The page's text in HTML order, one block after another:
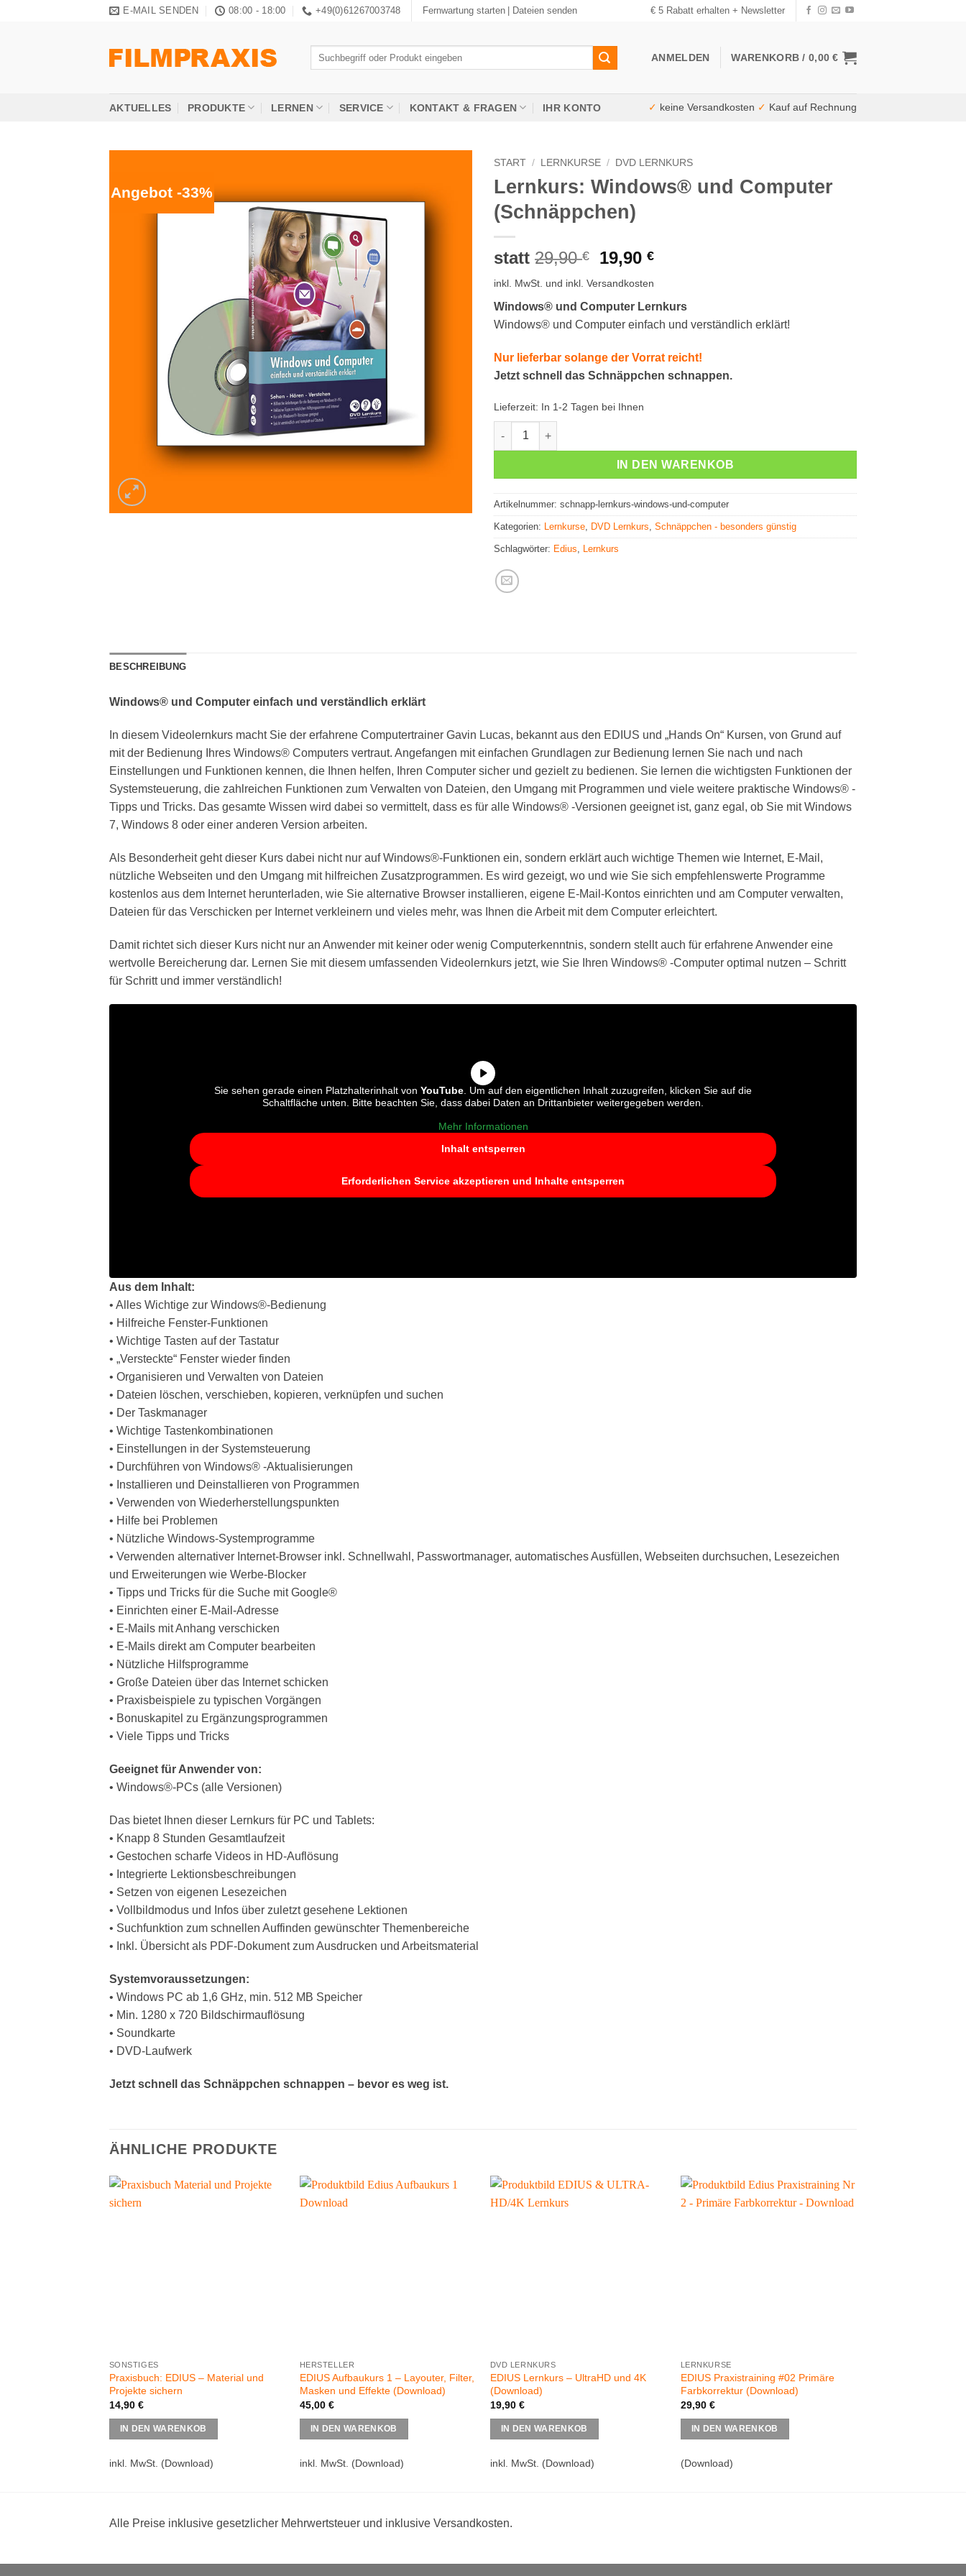
E-MAIL SENDEN 08:00 - 18:00 +49(0)61267003748 Fernwartung starten | Dateien senden € 5 Rabatt erhalten + Newsletter
ANMELDEN WARENKORB / 0,00€
AKTUELLES PRODUKTE LERNEN SERVICE KONTAKT & FRAGEN IHR KONTO ✓ keine Versandkosten ✓ Kauf auf Rechnung
Angebot -33%
START / LERNKURSE / DVD LERNKURS
Lernkurs: Windows® und Computer
(Schnäppchen)
statt 29,90€
Ursprünglicher
war:
29,90 €
19,90€Aktueller
19,90 €.
inkl. MwSt. und inkl. Versandkosten
Windows® und Computer Lernkurs
Windows® und Computer einfach und verständlich erklärt!
Nur lieferbar solange der Vorrat reicht!
Jetzt schnell das Schnäppchen schnappen.
Lieferzeit: In 1-2 Tagen bei Ihnen
Lernkurs: Windows® und Computer (Schnäppchen) Menge
IN DEN WARENKOB
Artikelnummer: schnapp-lernkurs-windows-und-computer
Kategorien: Lernkurse, DVD Lernkurs, Schnäppchen - besonders günstig
Schlagwörter: Edius, Lernkurs
BESCHREIBUNG
Windows® und Computer einfach und verständlich erklärt
In diesem Videolernkurs macht Sie der erfahrene Computertrainer Gavin Lucas, bekannt aus den EDIUS und „Hands On“ Kursen, von Grund auf
mit der Bedienung Ihres Windows® Computers vertraut. Angefangen mit einfachen Grundlagen zur Bedienung lernen Sie nach und nach
Einstellungen und Funktionen kennen, die Ihnen helfen, Ihren Computer sicher und gezielt zu bedienen. Sie lernen die wichtigsten Funktionen der
Systemsteuerung, die zahlreichen Funktionen zum Verwalten von Dateien, den Umgang mit Programmen und viele weitere praktische Windows® -
Tipps und Tricks. Das gesamte Wissen wird dabei so vermittelt, dass es für alle Windows® -Versionen geeignet ist, ganz egal, ob Sie mit Windows
7, Windows 8 oder einer anderen Version arbeiten.
Als Besonderheit geht dieser Kurs dabei nicht nur auf Windows®-Funktionen ein, sondern erklärt auch wichtige Themen wie Internet, E-Mail,
nützliche Webseiten und den Umgang mit hilfreichen Zusatzprogrammen. Es wird gezeigt, wo und wie Sie sich empfehlenswerte Programme
kostenlos aus dem Internet herunterladen, wie Sie alternative Browser installieren, eigene E-Mail-Kontos einrichten und am Computer verwalten,
Dateien für das Verschicken per Internet verkleinern und vieles mehr, was Ihnen die Arbeit mit dem Computer erleichtert.
Damit richtet sich dieser Kurs nicht nur an Anwender mit keiner oder wenig Computerkenntnis, sondern stellt auch für erfahrene Anwender eine
wertvolle Bereicherung dar. Lernen Sie mit diesem umfassenden Videolernkurs jetzt, wie Sie Ihren Windows® -Computer optimal nutzen – Schritt
für Schritt und immer verständlich!
Sie sehen gerade einen Platzhalterinhalt von YouTube. Um auf den eigentlichen Inhalt zuzugreifen, klicken Sie auf die
Schaltfläche unten. Bitte beachten Sie, dass dabei Daten an Drittanbieter weitergegeben werden.
Mehr Informationen
Inhalt entsperren
Erforderlichen Service akzeptieren und Inhalte entsperren
Aus dem Inhalt:
• Alles Wichtige zur Windows®-Bedienung
• Hilfreiche Fenster-Funktionen
• Wichtige Tasten auf der Tastatur
• „Versteckte“ Fenster wieder finden
• Organisieren und Verwalten von Dateien
• Dateien löschen, verschieben, kopieren, verknüpfen und suchen
• Der Taskmanager
• Wichtige Tastenkombinationen
• Einstellungen in der Systemsteuerung
• Durchführen von Windows® -Aktualisierungen
• Installieren und Deinstallieren von Programmen
• Verwenden von Wiederherstellungspunkten
• Hilfe bei Problemen
• Nützliche Windows-Systemprogramme
• Verwenden alternativer Internet-Browser inkl. Schnellwahl, Passwortmanager, automatisches Ausfüllen, Webseiten durchsuchen, Lesezeichen
und Erweiterungen wie Werbe-Blocker
• Tipps und Tricks für die Suche mit Google®
• Einrichten einer E-Mail-Adresse
• E-Mails mit Anhang verschicken
• E-Mails direkt am Computer bearbeiten
• Nützliche Hilfsprogramme
• Große Dateien über das Internet schicken
• Praxisbeispiele zu typischen Vorgängen
• Bonuskapitel zu Ergänzungsprogrammen
• Viele Tipps und Tricks
Geeignet für Anwender von:
• Windows®-PCs (alle Versionen)
Das bietet Ihnen dieser Lernkurs für PC und Tablets:
• Knapp 8 Stunden Gesamtlaufzeit
• Gestochen scharfe Videos in HD-Auflösung
• Integrierte Lektionsbeschreibungen
• Setzen von eigenen Lesezeichen
• Vollbildmodus und Infos über zuletzt gesehene Lektionen
• Suchfunktion zum schnellen Auffinden gewünschter Themenbereiche
• Inkl. Übersicht als PDF-Dokument zum Ausdrucken und Arbeitsmaterial
Systemvoraussetzungen:
• Windows PC ab 1,6 GHz, min. 512 MB Speicher
• Min. 1280 x 720 Bildschirmauflösung
• Soundkarte
• DVD-Laufwerk
Jetzt schnell das Schnäppchen schnappen – bevor es weg ist.
ÄHNLICHE PRODUKTE
SONSTIGES
Praxisbuch: EDIUS – Material und
Projekte sichern
14,90 €
IN DEN WARENKOB
inkl. MwSt. (Download)
HERSTELLER
EDIUS Aufbaukurs 1 – Layouter, Filter,
Masken und Effekte (Download)
45,00 €
IN DEN WARENKOB
inkl. MwSt. (Download)
DVD LERNKURS
EDIUS Lernkurs – UltraHD und 4K
(Download)
19,90 €
IN DEN WARENKOB
inkl. MwSt. (Download)
LERNKURSE
EDIUS Praxistraining #02 Primäre
Farbkorrektur (Download)
29,90 €
IN DEN WARENKOB
(Download)
Alle Preise inklusive gesetzlicher Mehrwertsteuer und inklusive Versandkosten.